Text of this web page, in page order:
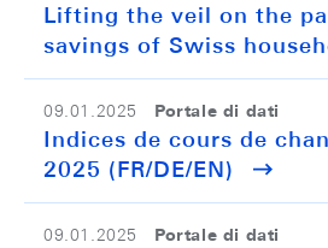
Lifting the veil on the
savings of Swiss
09.01.2025 Portale di dati
Indices de cours de
2025 (FR/DE/EN)
09.01.2025 Portale di dati